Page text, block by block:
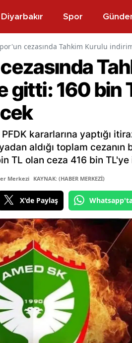
Diyarbakır Spor
cezasında Tahkim Kurulu
gitti: 160 bin
kararlarına yaptığı
aldığı toplam cezanın
TL olan ceza 416 bin TL'ye
Merkezi KAYNAK: (HABER MERKEZİ)
X'de Paylaş